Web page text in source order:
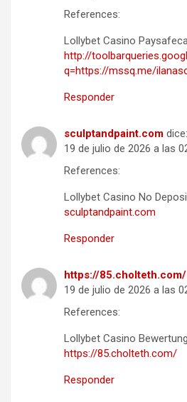
References:
Lollybet Casino
http://
q=https://mssq.me/
Responder
sculptandpaint.com dice:
19 de julio de 2026 a las
References:
Lollybet Casino No
sculptandpaint.com
Responder
https://85.cholteth.com/
19 de julio de 2026 a las
References:
Lollybet Casino Bewertung
https://85.cholteth.com/
Responder